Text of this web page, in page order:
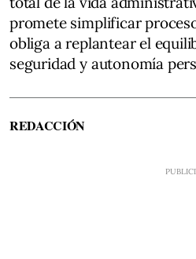
promete simplificar
obliga a replantear el
seguridad y autonomía
REDACCIÓN